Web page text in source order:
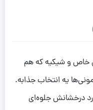
اون کارهای خاص و شیکیه که هم
یه انتخاب جذابه.
و رنگ زرد درخشانش جلوه‌ای